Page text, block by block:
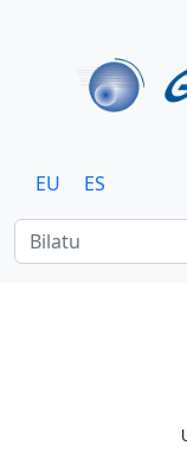
EU ES